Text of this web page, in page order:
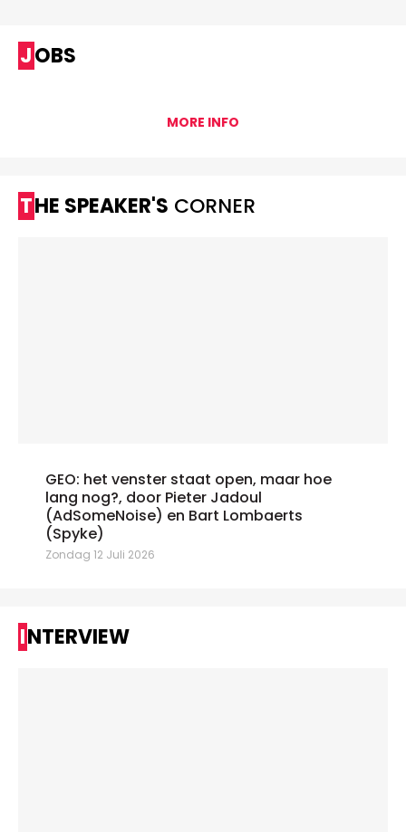
JOBS
MORE INFO
THE SPEAKER'S CORNER
GEO: het venster staat open, maar hoe
lang nog?, door Pieter Jadoul
(AdSomeNoise) en Bart Lombaerts
(Spyke)
Zondag 12 Juli 2026
INTERVIEW